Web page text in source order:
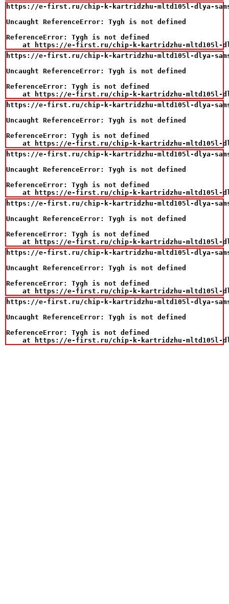
https://e-first.ru/chip-k-kartridzhu-mltd105l-dlya-
Uncaught ReferenceError: Tygh is not defined
ReferenceError: Tygh is not defined
at https://e-first.ru/chip-k-kartridzhu-
https://e-first.ru/chip-k-kartridzhu-mltd105l-dlya-
Uncaught ReferenceError: Tygh is not defined
ReferenceError: Tygh is not defined
at https://e-first.ru/chip-k-kartridzhu-
https://e-first.ru/chip-k-kartridzhu-mltd105l-dlya-
Uncaught ReferenceError: Tygh is not defined
ReferenceError: Tygh is not defined
at https://e-first.ru/chip-k-kartridzhu-
https://e-first.ru/chip-k-kartridzhu-mltd105l-dlya-
Uncaught ReferenceError: Tygh is not defined
ReferenceError: Tygh is not defined
at https://e-first.ru/chip-k-kartridzhu-
https://e-first.ru/chip-k-kartridzhu-mltd105l-dlya-
Uncaught ReferenceError: Tygh is not defined
ReferenceError: Tygh is not defined
at https://e-first.ru/chip-k-kartridzhu-
https://e-first.ru/chip-k-kartridzhu-mltd105l-dlya-
Uncaught ReferenceError: Tygh is not defined
ReferenceError: Tygh is not defined
at https://e-first.ru/chip-k-kartridzhu-
https://e-first.ru/chip-k-kartridzhu-mltd105l-dlya-
Uncaught ReferenceError: Tygh is not defined
ReferenceError: Tygh is not defined
at https://e-first.ru/chip-k-kartridzhu-